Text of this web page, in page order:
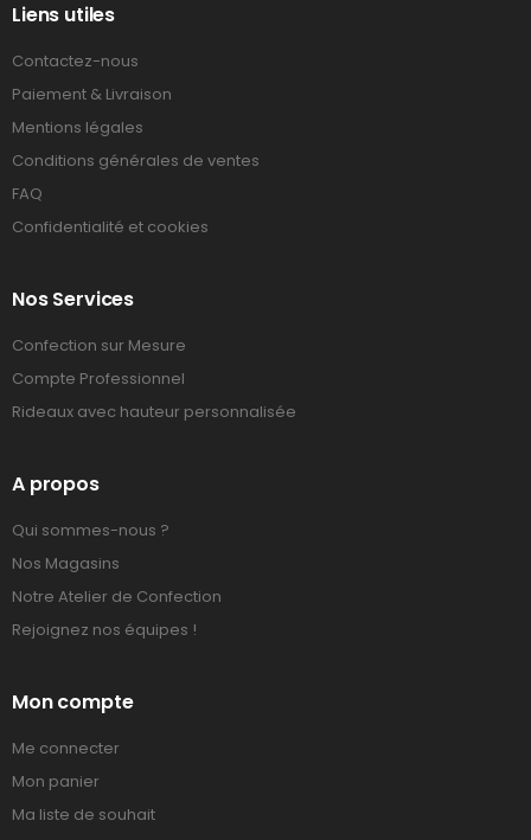
Liens utiles
Contactez-nous
Paiement & Livraison
Mentions légales
Conditions générales de ventes
FAQ
Confidentialité et cookies
Nos Services
Confection sur Mesure
Compte Professionnel
Rideaux avec hauteur personnalisée
A propos
Qui sommes-nous ?
Nos Magasins
Notre Atelier de Confection
Rejoignez nos équipes !
Mon compte
Me connecter
Mon panier
Ma liste de souhait